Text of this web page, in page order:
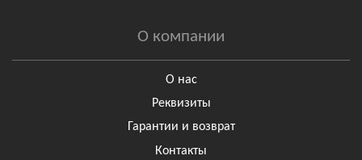
О компании
О нас
Реквизиты
Гарантии и возврат
Контакты